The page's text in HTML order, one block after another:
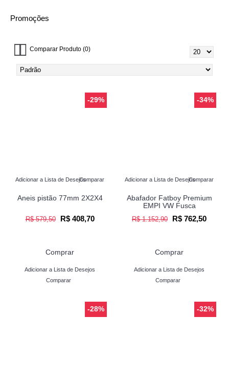
Promoções
Comparar Produto (0)
-29%
Adicionar a Lista de DesejosComparar
Aneis pistão 77mm 2X2X4
R$ 579,50 R$ 408,70
Comprar
Adicionar a Lista de Desejos
Comparar
-34%
Adicionar a Lista de DesejosComparar
Abafador Fatboy Premium
EMPI VW Fusca
R$ 1.152,90 R$ 762,50
Comprar
Adicionar a Lista de Desejos
Comparar
-28% -32%